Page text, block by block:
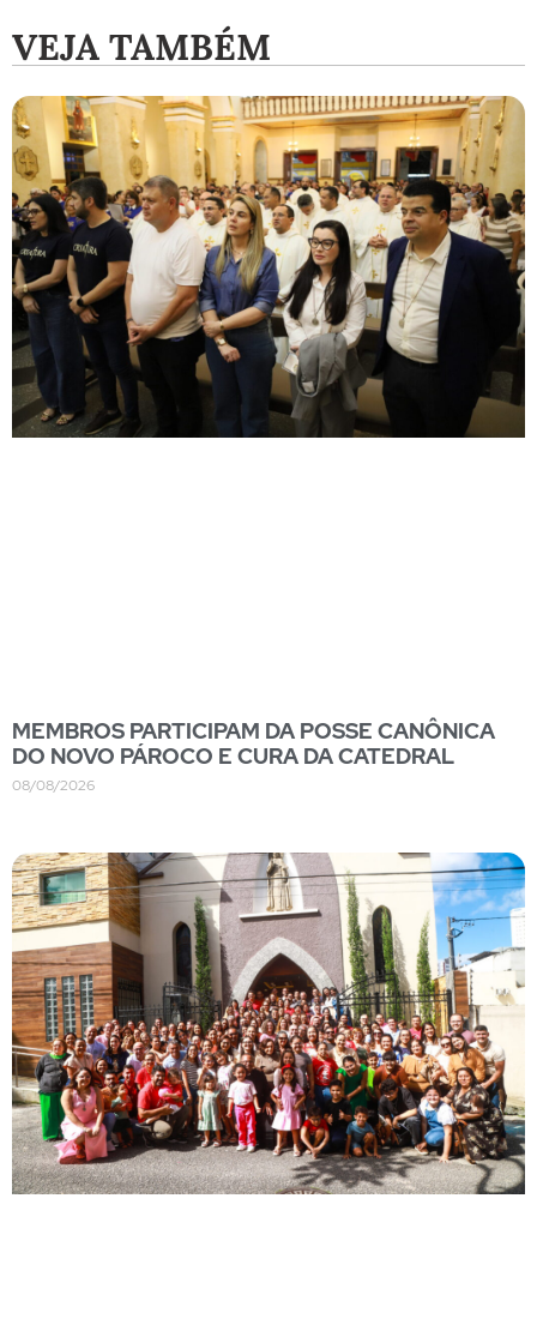
VEJA TAMBÉM
MEMBROS PARTICIPAM DA POSSE CANÔNICA
DO NOVO PÁROCO E CURA DA CATEDRAL
08/08/2026